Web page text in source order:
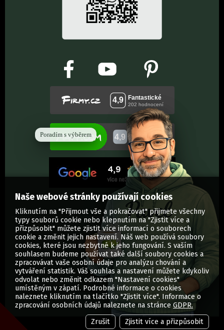
Poradím s výběrem
© Vytisknuti.cz | Všechna práva vyhrazena
Naše webové stránky používají cookies
Kliknutím na "Přijmout vše a pokračovat" přijmete všechny
typy souborů cookie nebo klepnutím na "Zjistit více a
přizpůsobit" můžete zjistit více informací o souborech
cookie a změnit jejich nastavení. Náš web používá soubory
cookies, které jsou nezbytné k jeho fungování. S vaším
souhlasem budeme používat také další soubory cookies a
zpracovávat vaše osobní údaje pro analýzu chování a
vytváření statistik. Váš souhlas a nastavení můžete kdykoliv
odvolat nebo změnit odkazem "Nastavení cookies"
umístěným v zápatí. Podrobné informace o cookies
naleznete kliknutím na tlačítko "Zjistit více". Informace o
zpracování osobních údajů naleznete na stránce GDPR.
Zrušit
Zjistit více a přizpůsobit